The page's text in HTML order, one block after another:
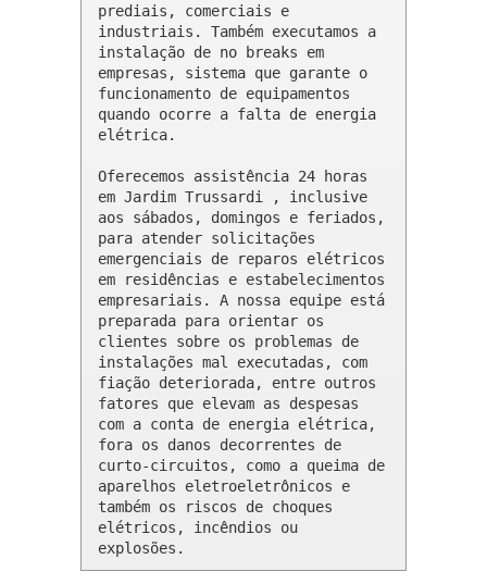
prediais, comerciais e
industriais. Também executamos a
instalação de no breaks em
empresas, sistema que garante o
funcionamento de equipamentos
quando ocorre a falta de energia
elétrica.
Oferecemos assistência 24 horas
em Jardim Trussardi , inclusive
aos sábados, domingos e feriados,
para atender solicitações
emergenciais de reparos elétricos
em residências e estabelecimentos
empresariais. A nossa equipe está
preparada para orientar os
clientes sobre os problemas de
instalações mal executadas, com
fiação deteriorada, entre outros
fatores que elevam as despesas
com a conta de energia elétrica,
fora os danos decorrentes de
curto-circuitos, como a queima de
aparelhos eletroeletrônicos e
também os riscos de choques
elétricos, incêndios ou
explosões.